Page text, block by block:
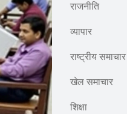
राजनीति
व्यापार
राष्ट्रीय समाचार
खेल समाचार
शिक्षा